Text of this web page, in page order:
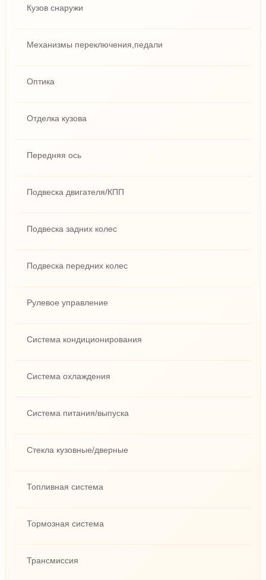
Кузов снаружи
Механизмы переключения,педали
Оптика
Отделка кузова
Передняя ось
Подвеска двигателя/КПП
Подвеска задних колес
Подвеска передних колес
Рулевое управление
Система кондиционирования
Система охлаждения
Система питания/выпуска
Стекла кузовные/дверные
Топливная система
Тормозная система
Трансмиссия